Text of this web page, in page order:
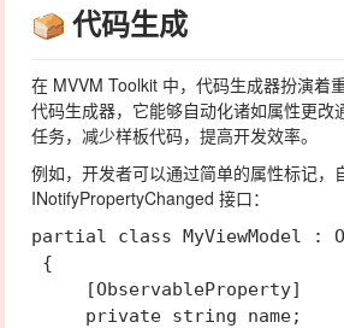
代码生成
在 MVVM Toolkit 中，代码生成器扮演着
代码生成器，它能够自动化诸如属性更改
任务，减少样板代码，提高开发效率。
例如，开发者可以通过简单的属性标记，
INotifyPropertyChanged 接口：
partial class MyViewModel :
{
     [ObservableProperty]
     private string name;